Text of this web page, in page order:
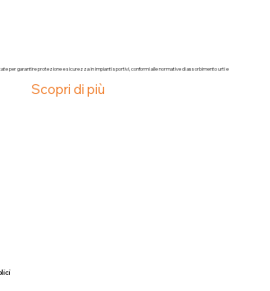
per garantire protezione e sicurezza in impianti sportivi, conformi alle normative di assorbimento urti e
Scopri di più